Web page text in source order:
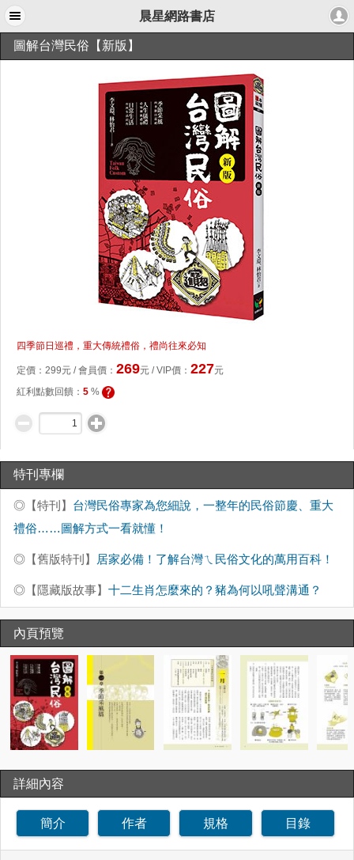
晨星網路書店
圖解台灣民俗【新版】
四季節日巡禮，重大傳統禮俗，禮尚往來必知
定價： 299元 /會員價 ： 269元 / VIP價： 227元
紅利點數回饋： 5 %
特刊專欄
◎【特刊】 台灣民俗專家為您細說，一整年的民俗節慶、重大
禮俗……圖解方式一看就懂！
◎【舊版特刊】 居家必備！了解台灣ㄟ民俗文化的萬用百科！
◎【隱藏版故事】 十二生肖怎麼來的？豬為何以吼聲溝通？
內頁預覽
詳細內容
簡介 作者 規格 目錄